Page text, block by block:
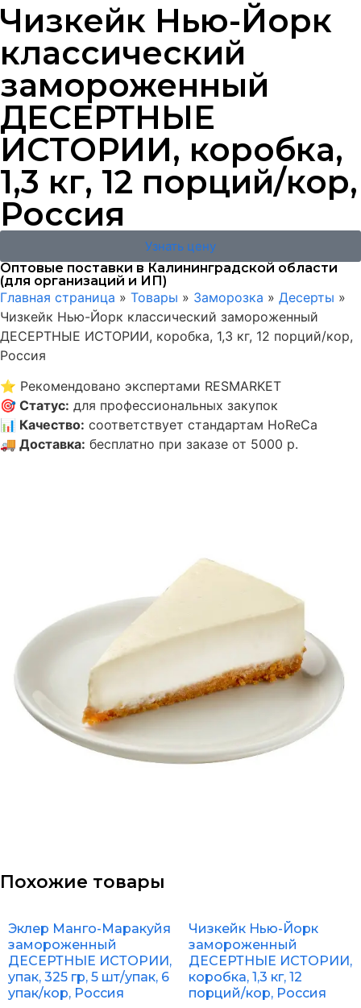
Чизкейк Нью-Йорк
классический
замороженный
ДЕСЕРТНЫЕ
ИСТОРИИ, коробка,
1,3 кг, 12 порций/кор,
Россия
Узнать цену
Оптовые поставки в Калининградской области
(для организаций и ИП)
Главная страница » Товары » Заморозка » Десерты »
Чизкейк Нью-Йорк классический замороженный
ДЕСЕРТНЫЕ ИСТОРИИ, коробка, 1,3 кг, 12 порций/кор,
Россия
⭐ Рекомендовано экспертами RESMARKET
🎯 Статус: для профессиональных закупок
📊 Качество: соответствует стандартам HoReCa
🚚 Доставка: бесплатно при заказе от 5000 р.
Похожие товары
Эклер Манго-Маракуйя
замороженный
ДЕСЕРТНЫЕ ИСТОРИИ,
упак, 325 гр, 5 шт/упак, 6
упак/кор, Россия
Чизкейк Нью-Йорк
замороженный
ДЕСЕРТНЫЕ ИСТОРИИ,
коробка, 1,3 кг, 12
порций/кор, Россия